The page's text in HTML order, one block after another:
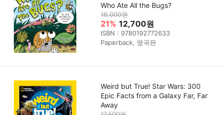
Who Ate All the Bugs?
16,000원
21% 12,700원
ISBN : 9780192772633
Paperback, 영국판
Weird but True! Star Wars: 300
Epic Facts from a Galaxy Far, Far
Away